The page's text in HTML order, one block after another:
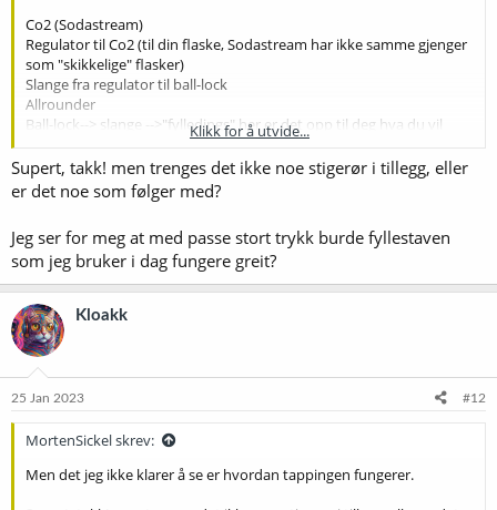
Co2 (Sodastream)
Regulator til Co2 (til din flaske, Sodastream har ikke samme gjenger
som "skikkelige" flasker)
Slange fra regulator til ball-lock
Allrounder
Ball-lock--> slange -->"fylledings" her er det opp til deg hva du vil
bruke penger på, men jeg tenker det gir mening med en
mottrykksfyller for å få fylt flaskene fra bunn. En picnickran funker
selvsagt også, men det hadde ikke vært mitt valg.
Klikk for å utvide...
Supert, takk! men trenges det ikke noe stigerør i tillegg, eller
er det noe som følger med?
Jeg ser for meg at med passe stort trykk burde fyllestaven
som jeg bruker i dag fungere greit?
Kloakk
25 Jan 2023 #12
MortenSickel skrev:
Men det jeg ikke klarer å se er hvordan tappingen fungerer.